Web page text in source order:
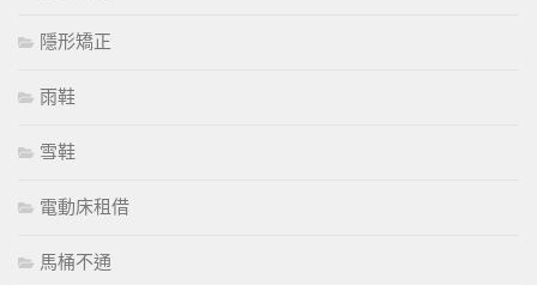
隱形矯正
雨鞋
雪鞋
電動床租借
馬桶不通